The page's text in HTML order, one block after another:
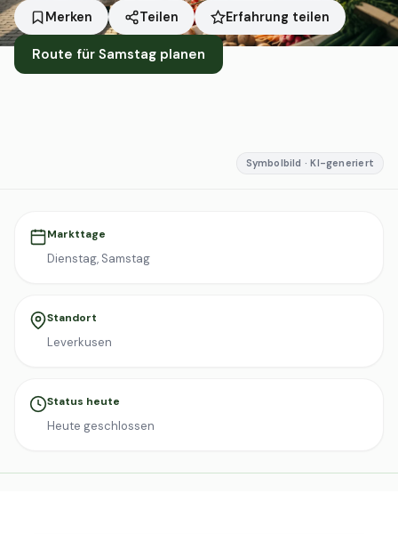
Merken Teilen Erfahrung teilen
Route für Samstag planen
Symbolbild · KI-generiert
Markttage
Dienstag, Samstag
Standort
Leverkusen
Status heute
Heute geschlossen